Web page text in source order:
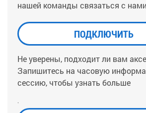
нашей команды связаться с
ПОДКЛЮЧИТЬ
Не уверены, подходит ли вам
Запишитесь на часовую
сессию, чтобы узнать больше
.